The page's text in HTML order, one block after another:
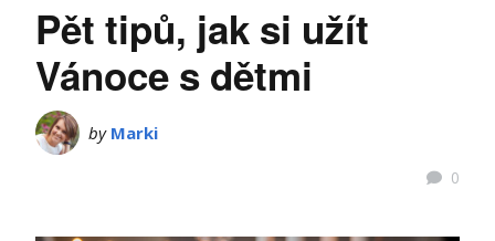
Pět tipů, jak si užít
Vánoce s dětmi
by Marki
0